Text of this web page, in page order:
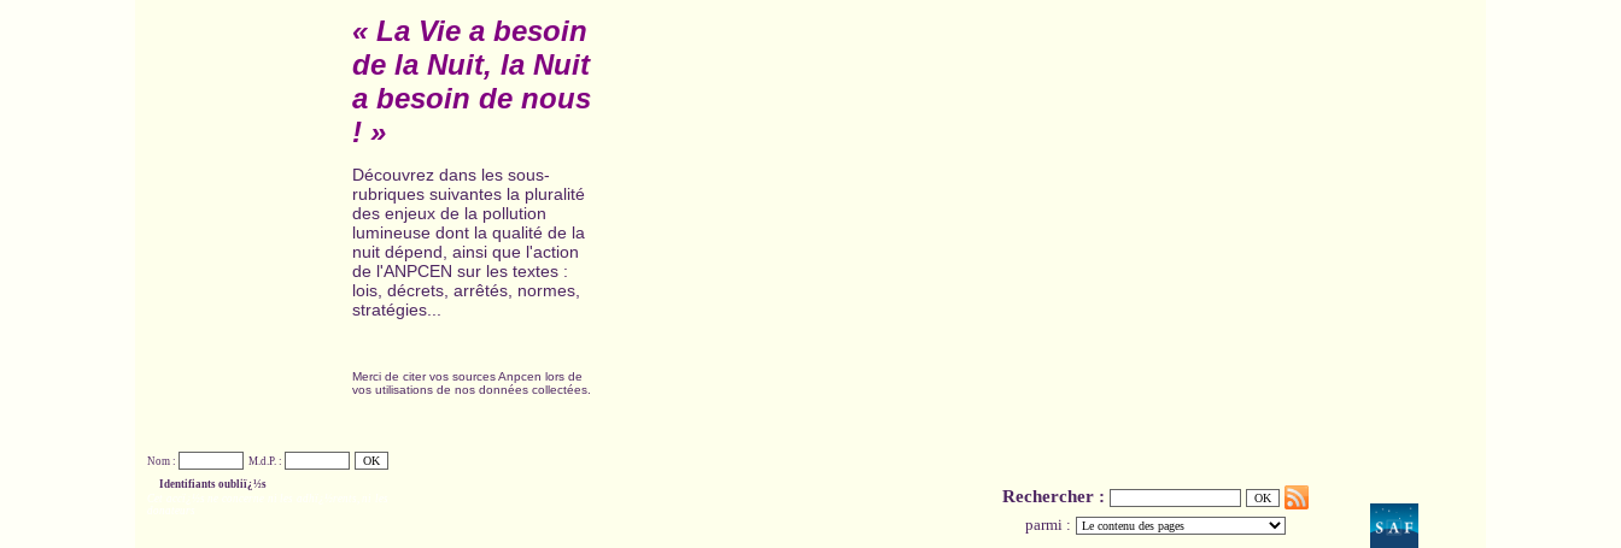
« La Vie a besoin
de la Nuit, la Nuit
a besoin de nous
! »
Découvrez dans les sous-
rubriques suivantes la pluralité
des enjeux de la pollution
lumineuse dont la qualité de la
nuit dépend, ainsi que l'action
de l'ANPCEN sur les textes :
lois, décrets, arrêtés, normes,
stratégies...
Merci de citer vos sources Anpcen lors de
vos utilisations de nos données collectées.
Nom :
M.d.P. :
Identifiants oubliï¿½s
Rechercher :
parmi :